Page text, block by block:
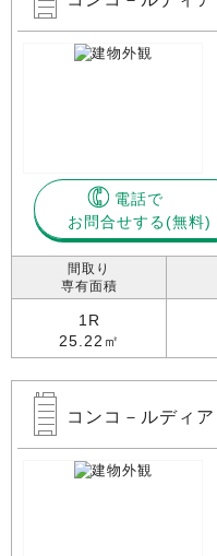
電話で
お問合せする
間取り
専有面積
1R
25.22㎡
コンコ－ルディ